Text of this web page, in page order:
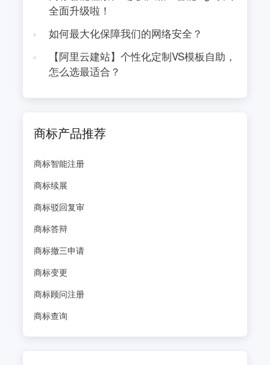
全面升级啦！
如何最大化保障我们的网络安全？
【阿里云建站】个性化定制VS模板自助，
怎么选最适合？
商标产品推荐
商标智能注册
商标续展
商标驳回复审
商标答辩
商标撤三申请
商标变更
商标顾问注册
商标查询